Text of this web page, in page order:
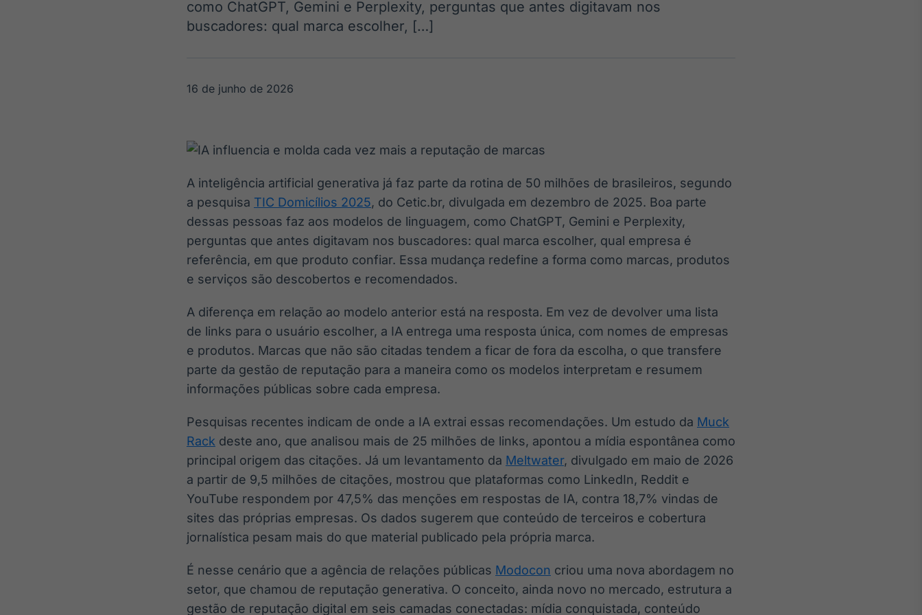
OTC
Plataforma para
Datafeed
APIs para
integração de
Ticker
Cotações e
Widgets
Componentes
para conteúdos e
Wallboard
Curadoria
inteligente de
notícias e
plataforma para
analisar fundos
no Brasil
como ChatGPT, Gemini e Perplexity, perguntas que antes digitavam nos
buscadores: qual marca escolher, […]
16 de junho de 2026
A inteligência artificial generativa já faz parte da rotina de 50 milhões de brasileiros, segundo
a pesquisa TIC Domicílios 2025, do Cetic.br, divulgada em dezembro de 2025. Boa parte
dessas pessoas faz aos modelos de linguagem, como ChatGPT, Gemini e Perplexity,
perguntas que antes digitavam nos buscadores: qual marca escolher, qual empresa é
referência, em que produto confiar. Essa mudança redefine a forma como marcas, produtos
e serviços são descobertos e recomendados.
A diferença em relação ao modelo anterior está na resposta. Em vez de devolver uma lista
de links para o usuário escolher, a IA entrega uma resposta única, com nomes de empresas
e produtos. Marcas que não são citadas tendem a ficar de fora da escolha, o que transfere
parte da gestão de reputação para a maneira como os modelos interpretam e resumem
informações públicas sobre cada empresa.
Pesquisas recentes indicam de onde a IA extrai essas recomendações. Um estudo da Muck
Rack deste ano, que analisou mais de 25 milhões de links, apontou a mídia espontânea como
principal origem das citações. Já um levantamento da Meltwater, divulgado em maio de 2026
a partir de 9,5 milhões de citações, mostrou que plataformas como LinkedIn, Reddit e
YouTube respondem por 47,5% das menções em respostas de IA, contra 18,7% vindas de
sites das próprias empresas. Os dados sugerem que conteúdo de terceiros e cobertura
jornalística pesam mais do que material publicado pela própria marca.
É nesse cenário que a agência de relações públicas Modocon criou uma nova abordagem no
setor, que chamou de reputação generativa. O conceito, ainda novo no mercado, estrutura a
gestão de reputação digital em seis camadas conectadas: mídia conquistada, conteúdo